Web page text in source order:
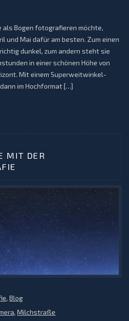
Bogen fotografieren möchte,
und Mai dafür am besten. Zum einen
dunkel, zum andern steht sie
in einer schönen Höhe von
Mit einem Superweitwinkel-
im Hochformat […]
MIT DER
,Blog
,Milchstraße